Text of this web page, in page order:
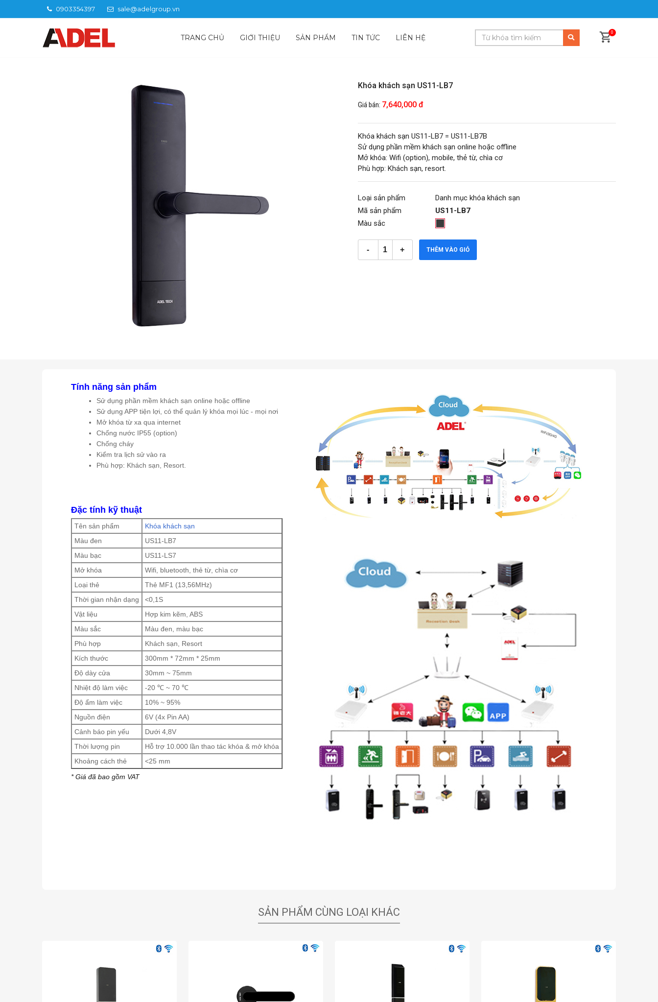
0903354397 sale@adelgroup.vn
TRANG CHỦ GIỚI THIỆU SẢN PHẨM TIN TỨC LIÊN HỆ
0
Khóa khách sạn US11-LB7
Giá bán: 7,640,000 đ
Khóa khách sạn US11-LB7 = US11-LB7B
Sử dụng phần mềm khách sạn online hoặc offline
Mở khóa: Wifi (option), mobile, thẻ từ, chìa cơ
Phù hợp: Khách sạn, resort.
Loại sản phẩm
Danh mục khóa khách sạn
Mã sản phẩm
US11-LB7
Màu sắc
THÊM VÀO GIỎ
Tính năng sản phẩm
Sử dụng phần mềm khách sạn online hoặc offline
Sử dụng APP tiện lợi, có thể quản lý khóa mọi lúc - mọi nơi
Mở khóa từ xa qua internet
Chống nước IP55 (option)
Chống cháy
Kiểm tra lịch sử vào ra
Phù hợp: Khách sạn, Resort.
Đặc tính kỹ thuật
Tên sản phẩm
Khóa khách sạn
Màu đen
US11-LB7
Màu bạc
US11-LS7
Mở khóa
Wifi, bluetooth, thẻ từ, chìa cơ
Loại thẻ
Thẻ MF1 (13,56MHz)
Thời gian nhận dạng
<0,1S
Vật liệu
Hợp kim kẽm, ABS
Màu sắc
Màu đen, màu bạc
Phù hợp
Khách sạn, Resort
Kích thước
300mm * 72mm * 25mm
Độ dày cửa
30mm ~ 75mm
Nhiệt độ làm việc
-20 ℃ ~ 70 ℃
Độ ẩm làm việc
10% ~ 95%
Nguồn điện
6V (4x Pin AA)
Cảnh báo pin yếu
Dưới 4,8V
Thời lượng pin
Hỗ trợ 10.000 lần thao tác khóa & mở khóa
Khoảng cách thẻ
<25 mm
* Giá đã bao gồm VAT
SẢN PHẨM CÙNG LOẠI KHÁC